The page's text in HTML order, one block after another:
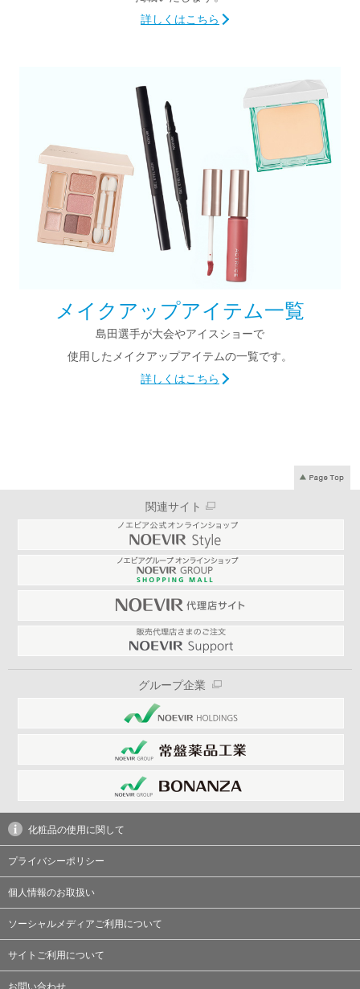
詳しくはこちら
メイクアップアイテム一覧
島田選手が大会やアイスショーで
使用した メイクアップアイテムの一覧です。
詳しくはこちら
関連サイト
グループ企業
化粧品の使用に関して
プライバシーポリシー
個人情報のお取扱い
ソーシャルメディアご利用について
サイトご利用について
お問い合わせ